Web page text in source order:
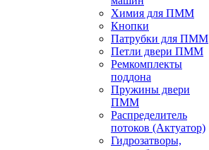
Химия для ПММ
Кнопки
Патрубки для ПММ
Петли двери ПММ
Ремкомплекты
поддона
Пружины двери
ПММ
Распределитель
потоков (Актуатор)
Гидрозатворы,